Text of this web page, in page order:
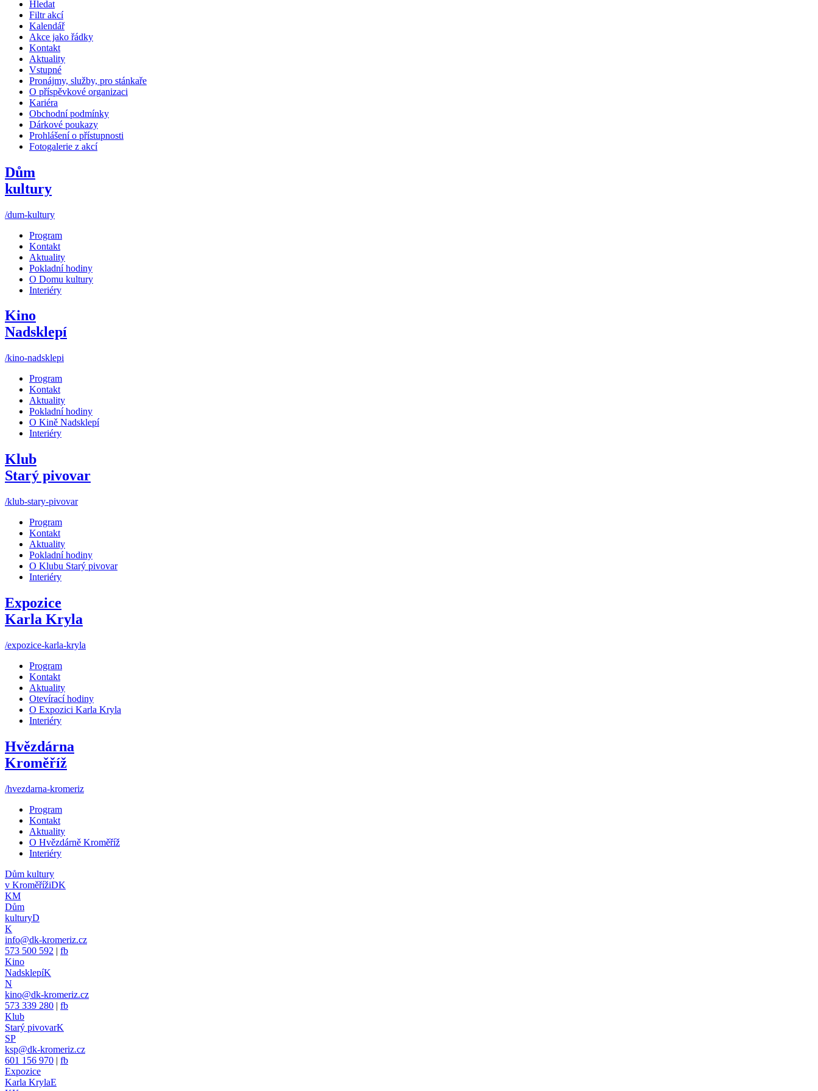
Hledat
Filtr akcí
Kalendář
Akce jako řádky
Kontakt
Aktuality
Vstupné
Pronájmy, služby, pro stánkaře
O příspěvkové organizaci
Kariéra
Obchodní podmínky
Dárkové poukazy
Prohlášení o přístupnosti
Fotogalerie z akcí
Dům
kultury
/dum-kultury
Program
Kontakt
Aktuality
Pokladní hodiny
O Domu kultury
Interiéry
Kino
Nadsklepí
/kino-nadsklepi
Program
Kontakt
Aktuality
Pokladní hodiny
O Kině Nadsklepí
Interiéry
Klub
Starý pivovar
/klub-stary-pivovar
Program
Kontakt
Aktuality
Pokladní hodiny
O Klubu Starý pivovar
Interiéry
Expozice
Karla Kryla
/expozice-karla-kryla
Program
Kontakt
Aktuality
Otevírací hodiny
O Expozici Karla Kryla
Interiéry
Hvězdárna
Kroměříž
/hvezdarna-kromeriz
Program
Kontakt
Aktuality
O Hvězdárně Kroměříž
Interiéry
Dům kultury
v KroměřížiDK
KM
Dům
kulturyD
K
info@dk-kromeriz.cz
573 500 592 | fb
Kino
NadsklepíK
N
kino@dk-kromeriz.cz
573 339 280 | fb
Klub
Starý pivovarK
SP
ksp@dk-kromeriz.cz
601 156 970 | fb
Expozice
Karla KrylaE